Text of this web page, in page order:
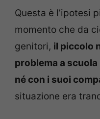
Questa è l’ipotesi
momento che da
genitori, il piccolo
problema a
né con i suoi
situazione era